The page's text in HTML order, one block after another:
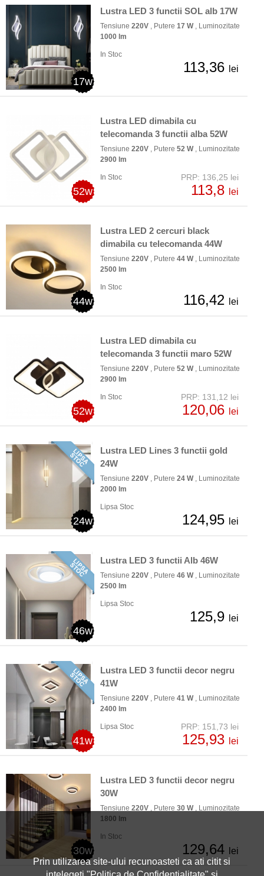
17w
Lustra LED 3 functii SOL alb 17W
Tensiune 220V , Putere 17 W, Luminozitate
1000 lm
In Stoc
113,36 lei
52w
Lustra LED dimabila cu
telecomanda 3 functii alba 52W
Tensiune 220V , Putere 52 W, Luminozitate
2900 lm
In Stoc PRP: 136,25 lei
113,8 lei
44w
Lustra LED 2 cercuri black
dimabila cu telecomanda 44W
Tensiune 220V , Putere 44 W, Luminozitate
2500 lm
In Stoc
116,42 lei
52w
Lustra LED dimabila cu
telecomanda 3 functii maro 52W
Tensiune 220V , Putere 52 W, Luminozitate
2900 lm
In Stoc PRP: 131,12 lei
120,06 lei
24w
Lustra LED Lines 3 functii gold
24W
Tensiune 220V , Putere 24 W, Luminozitate
2000 lm
Lipsa Stoc
124,95 lei
46w
Lustra LED 3 functii Alb 46W
Tensiune 220V , Putere 46 W, Luminozitate
2500 lm
Lipsa Stoc
125,9 lei
41w
Lustra LED 3 functii decor negru
41W
Tensiune 220V , Putere 41 W, Luminozitate
2400 lm
Lipsa Stoc PRP: 151,73 lei
125,93 lei
30w
Lustra LED 3 functii decor negru
30W
Tensiune 220V , Putere 30 W, Luminozitate
1800 lm
In Stoc
129,64 lei
Prin utilizarea site-ului recunoasteti ca ati citit si